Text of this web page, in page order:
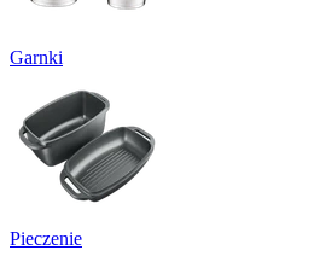
Garnki
Pieczenie